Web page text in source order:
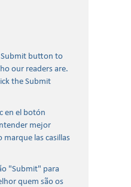
Submit button to
our readers are.
the Submit
en el botón
mejor
las casillas
"Submit" para
quem são os